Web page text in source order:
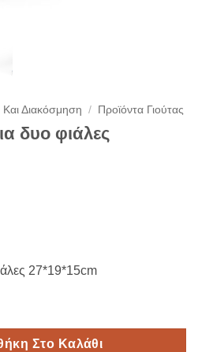
Διακόσμηση / Προϊόντα Γιούτας
δυο φιάλες
27*19*15cm
27*19*15cm ποσότητα
Στο Καλάθι